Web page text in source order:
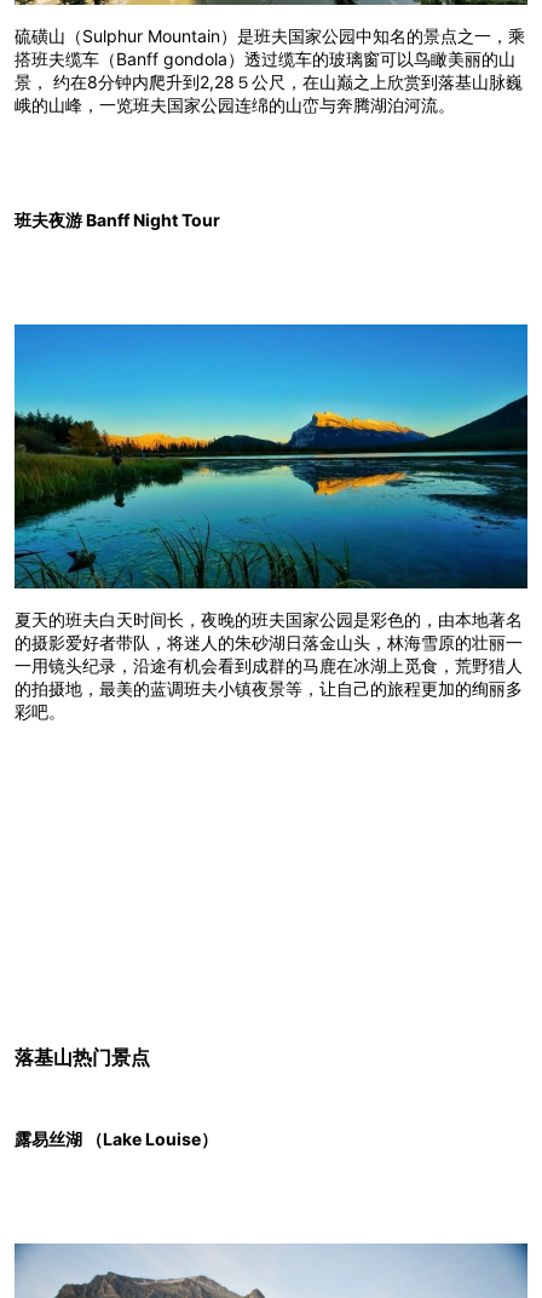
硫磺山（Sulphur Mountain）是班夫国家公园中知名的景点之一，乘
搭班夫缆车（Banff gondola）透过缆车的玻璃窗可以鸟瞰美丽的山
景， 约在8分钟内爬升到2,28５公尺，在山巅之上欣赏到落基山脉巍
峨的山峰，一览班夫国家公园连绵的山峦与奔腾湖泊河流。
班夫夜游 Banff Night Tour
夏天的班夫白天时间长，夜晚的班夫国家公园是彩色的，由本地著名
的摄影爱好者带队，将迷人的朱砂湖日落金山头，林海雪原的壮丽一
一用镜头纪录，沿途有机会看到成群的马鹿在冰湖上觅食，荒野猎人
的拍摄地，最美的蓝调班夫小镇夜景等，让自己的旅程更加的绚丽多
彩吧。
落基山热门景点
露易丝湖 （Lake Louise）